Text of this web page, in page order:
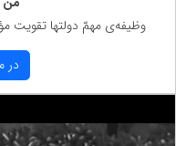
وظیفه‌ی مهمّ دولتها
در